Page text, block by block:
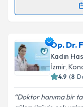
Kişisel
Metni'ni
Randevu
Op. Dr.
talebi
için bir takvim
E-posta
Op. Dr.
Kadın
İzmir,
4.9 (8
Doktor hanıma bir